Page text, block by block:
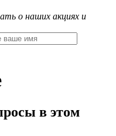
о наших акциях и
в этом